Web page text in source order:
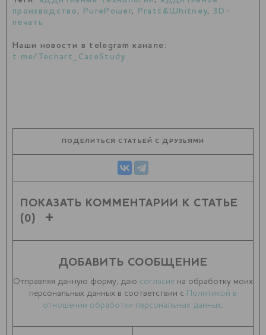
производство , PurePower, Pratt&Whitney,3D-
печать
Наши новости в telegram канале:
t.me/Techart_CaseStudy
ПОДЕЛИТЬСЯ СТАТЬЕЙ С ДРУЗЬЯМИ
ПОКАЗАТЬ КОММЕНТАРИИ К СТАТЬЕ
(0)
ДОБАВИТЬ СООБЩЕНИЕ
Отправляя данную форму, даю согласие на обработку моих
персональных данных в соответствии с Политикой в
отношении обработки персональных данных.